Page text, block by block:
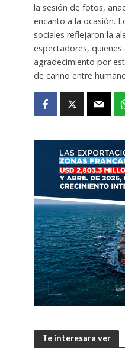
la sesión de fotos,
encanto a la ocasión.
sociales reflejaron la
espectadores, quienes
agradecimiento por
de cariño entre
Te interesara ver